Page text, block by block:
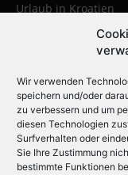
Wir verwenden
speichern und/oder
zu verbessern und um
diesen Technologien
Surfverhalten oder
Sie Ihre Zustimmung
bestimmte Funktionen
Urlaub in Kroatien
Urlaub in Polen
Urlaub in der Karibik
Die
Erleben Sie
Metropolen